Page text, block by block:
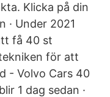
Klicka på din
· Under 2021
få 40 st
för att
- Volvo Cars 40
1 dag sedan ·